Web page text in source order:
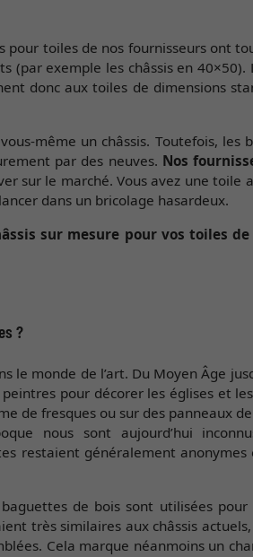
pour toiles de nos fournisseurs ont
exemple les châssis en
donc aux toiles de dimensions
même un châssis. Toutefois,
par des neuves. Nos
sur le marché. Vous avez une toile
dans un bricolage hasardeux.
sur mesure pour vos toiles
?
monde de l’art. Du Moyen Âge
pour décorer les églises et
de fresques ou sur des panneaux
nous sont aujourd’hui
restaient généralement
de bois sont utilisées
très similaires aux châssis
Cela marque néanmoins un